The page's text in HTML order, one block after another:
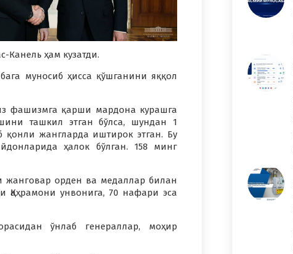
Канель ҳам кузатди.
муносиб ҳисса қўшганини яққол
фашизмга қарши мардона курашга
ташкил этган бўлса, шундан 1
жангларда иштирок этган. Бу
ҳалок бўлган. 158 минг
жанговар орден ва медаллар билан
унвонига, 70 нафари эса
ўнлаб генераллар, моҳир